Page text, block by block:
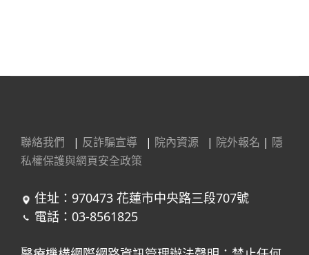
聯絡我們 | 反詐騙宣導 | 院內資源 | 院外報名 | 隱
私權保護與網頁安全政策
住址：970473 花蓮市中央路三段707號
電話：03-8561825